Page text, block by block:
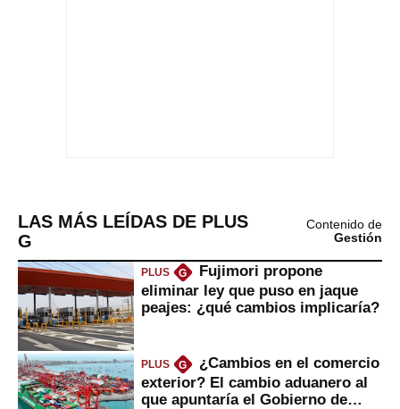
LAS MÁS LEÍDAS DE PLUS
G
Contenido de
Gestión
PLUS G
Fujimori propone
eliminar ley que puso en jaque
peajes: ¿qué cambios implicaría?
PLUS G
¿Cambios en el comercio
exterior? El cambio aduanero al
que apuntaría el Gobierno de